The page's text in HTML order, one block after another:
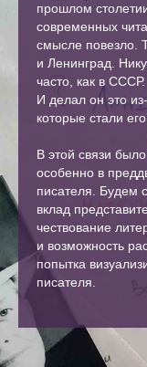
прошлом
современных
смысле повезло.
и Ленинград.
часто, как в СССР.
И делал он это
которые стали
В этой связи
особенно в
писателя. Будем
вклад
чествование
и возможность
попытка
писателя.